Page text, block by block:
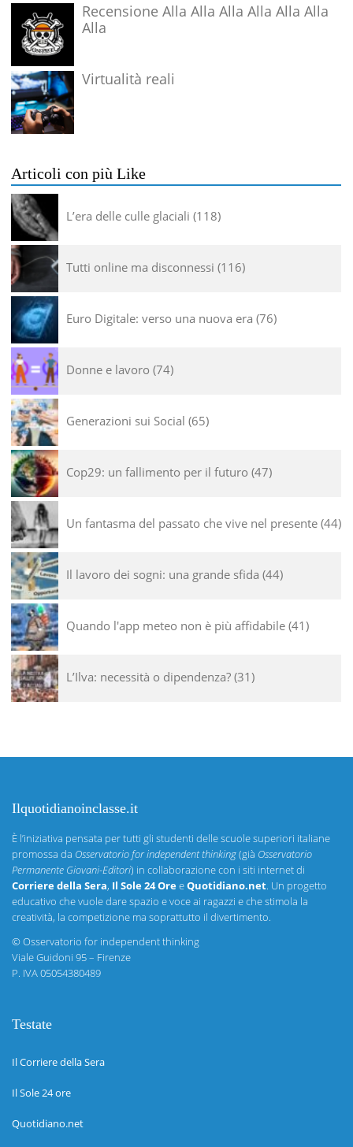
Recensione Alla Alla Alla Alla Alla Alla
Alla
Virtualità reali
Articoli con più Like
L’era delle culle glaciali 118
Tutti online ma disconnessi 116
Euro Digitale: verso una nuova era 76
Donne e lavoro 74
Generazioni sui Social 65
Cop29: un fallimento per il futuro 47
Un fantasma del passato che vive nel presente 44
Il lavoro dei sogni: una grande sfida 44
Quando l'app meteo non è più affidabile 41
L’Ilva: necessità o dipendenza? 31
Ilquotidianoinclasse.it
È l’iniziativa pensata per tutti gli studenti delle scuole superiori italiane
promossa da Osservatorio for independent thinking(già Osservatorio
Permanente Giovani-Editori) in collaborazione con i siti internet di
Corriere della Sera, Il Sole 24 OreeQuotidiano.net. Un progetto
educativo che vuole dare spazio e voce ai ragazzi e che stimola la
creatività, la competizione ma soprattutto il divertimento.
©Osservatorio for independent thinking
Viale Guidoni 95 – Firenze
P. IVA 05054380489
Testate
Il Corriere della Sera
Il Sole 24 ore
Quotidiano.net